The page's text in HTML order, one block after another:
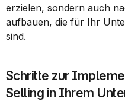
erzielen, sondern auch
aufbauen, die für Ihr
sind.
Schritte zur
Selling in Ihrem